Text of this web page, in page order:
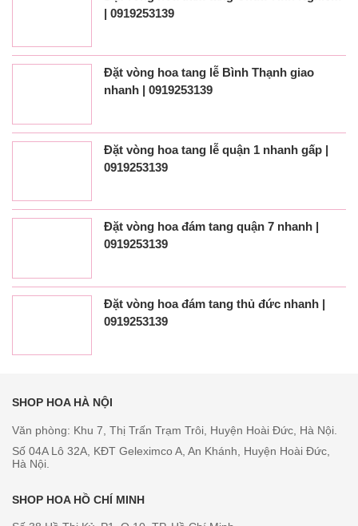
| 0919253139
Đặt vòng hoa tang lễ Bình Thạnh giao
nhanh | 0919253139
Đặt vòng hoa tang lễ quận 1 nhanh gấp |
0919253139
Đặt vòng hoa đám tang quận 7 nhanh |
0919253139
Đặt vòng hoa đám tang thủ đức nhanh |
0919253139
SHOP HOA HÀ NỘI
Văn phòng: Khu 7, Thị Trấn Trạm Trôi, Huyện Hoài Đức, Hà Nội.
Số 04A Lô 32A, KĐT Geleximco A, An Khánh, Huyện Hoài Đức,
Hà Nội.
SHOP HOA HỒ CHÍ MINH